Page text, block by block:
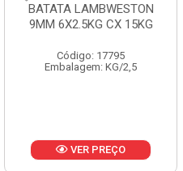
BATATA LAMBWESTON
9MM 6X2.5KG CX 15KG
Código: 17795
Embalagem: KG/2,5
VER PREÇO